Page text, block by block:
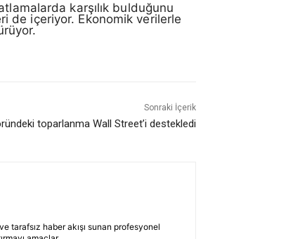
karşılık bulduğunu
de içeriyor. Ekonomik verilerle
Sonraki İçerik
toparlanma Wall Street’i destekledi
tarafsız haber akışı sunan profesyonel